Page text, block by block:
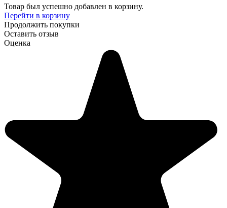
Товар был успешно добавлен в корзину.
Перейти в корзину
Продолжить покупки
Оставить отзыв
Оценка